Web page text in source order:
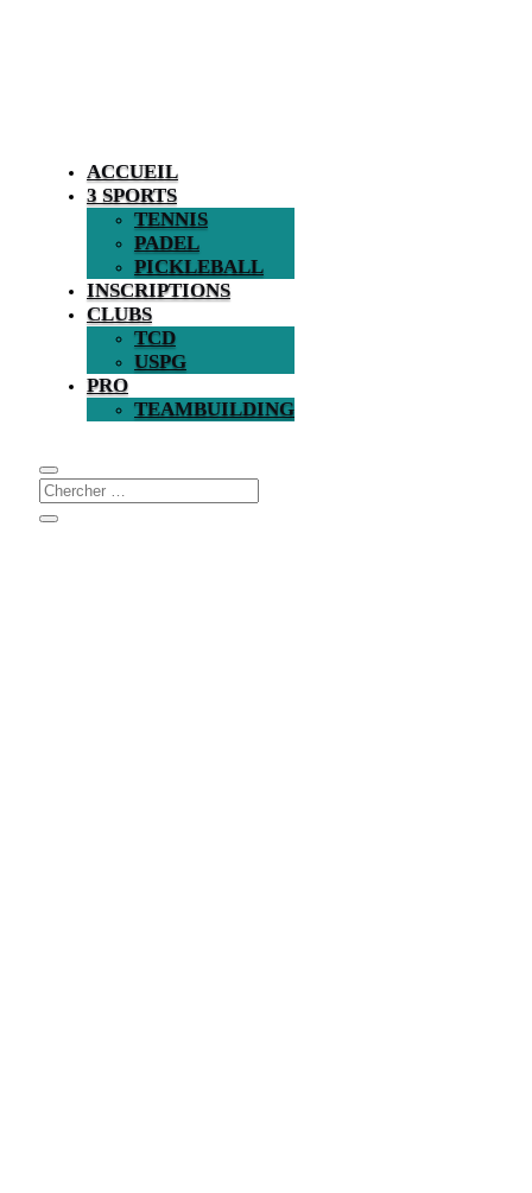
ACCUEIL
3 SPORTS
TENNIS
PADEL
PICKLEBALL
INSCRIPTIONS
CLUBS
TCD
USPG
PRO
TEAMBUILDING